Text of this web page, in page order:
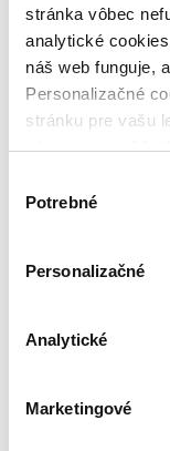
stránka vôbec
analytické
náš web funguje,
Personalizačné
stránku pre vašu
nám zas
nám pomohlo,
súhlasu
Potrebné
Personalizačné
Analytické
Marketingové
nová (0
čítaná (0
čítaná -
opotrebovaná
čítané
Bestsellery
Top hodnotené
Najlacnejšie